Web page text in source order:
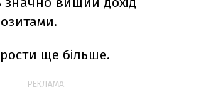
ще більше.
РЕКЛАМА: